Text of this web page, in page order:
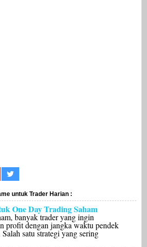
untuk Trader Harian :
One Day Trading Saham
banyak trader yang ingin
profit dengan jangka waktu pendek
satu strategi yang sering